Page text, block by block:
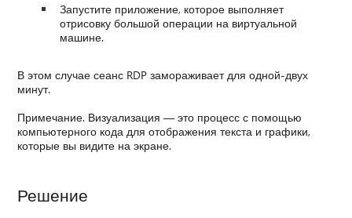
Запустите приложение, которое выполняет
отрисовку большой операции на виртуальной
машине.
В этом случае сеанс RDP замораживает для одной-двух
минут.
Примечание. Визуализация — это процесс с помощью
компьютерного кода для отображения текста и графики,
которые вы видите на экране.
Решение